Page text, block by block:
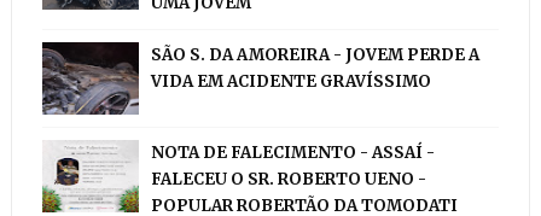
SÃO S. DA AMOREIRA - JOVEM PERDE A
VIDA EM ACIDENTE GRAVÍSSIMO
NOTA DE FALECIMENTO - ASSAÍ -
FALECEU O SR. ROBERTO UENO -
POPULAR ROBERTÃO DA TOMODATI